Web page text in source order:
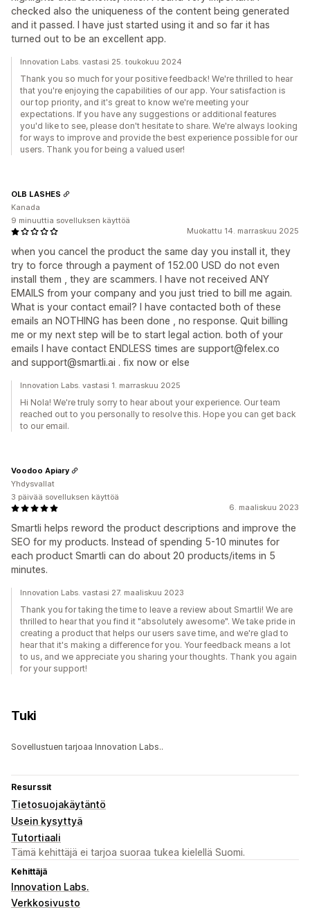
checked also the uniqueness of the content being generated
and it passed. I have just started using it and so far it has
turned out to be an excellent app.
Innovation Labs. vastasi 25. toukokuu 2024
Thank you so much for your positive feedback! We're thrilled to hear
that you're enjoying the capabilities of our app. Your satisfaction is
our top priority, and it's great to know we're meeting your
expectations. If you have any suggestions or additional features
you'd like to see, please don't hesitate to share. We're always looking
for ways to improve and provide the best experience possible for our
users. Thank you for being a valued user!
Muokattu 14. marraskuu 2025
when you cancel the product the same day you install it, they
try to force through a payment of 152.00 USD do not even
install them , they are scammers. I have not received ANY
EMAILS from your company and you just tried to bill me again.
What is your contact email? I have contacted both of these
emails an NOTHING has been done , no response. Quit billing
me or my next step will be to start legal action. both of your
emails I have contact ENDLESS times are support@felex.co
and support@smartli.ai . fix now or else
OLB LASHES
Kanada
9 minuuttia sovelluksen käyttöä
Innovation Labs. vastasi 1. marraskuu 2025
Hi Nola! We're truly sorry to hear about your experience. Our team
reached out to you personally to resolve this. Hope you can get back
to our email.
6. maaliskuu 2023
Smartli helps reword the product descriptions and improve the
SEO for my products. Instead of spending 5-10 minutes for
each product Smartli can do about 20 products/items in 5
minutes.
Voodoo Apiary
Yhdysvallat
3 päivää sovelluksen käyttöä
Innovation Labs. vastasi 27. maaliskuu 2023
Thank you for taking the time to leave a review about Smartli! We are
thrilled to hear that you find it "absolutely awesome". We take pride in
creating a product that helps our users save time, and we're glad to
hear that it's making a difference for you. Your feedback means a lot
to us, and we appreciate you sharing your thoughts. Thank you again
for your support!
Tuki
Sovellustuen tarjoaa Innovation Labs..
Resurssit
Tietosuojakäytäntö
Usein kysyttyä
Tutortiaali
Tämä kehittäjä ei tarjoa suoraa tukea kielellä Suomi.
Kehittäjä
Innovation Labs.
Verkkosivusto